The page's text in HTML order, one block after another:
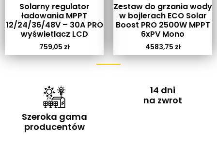
Solarny regulator
ładowania MPPT
12/24/36/48V – 30A PRO
wyświetlacz LCD
759,05 zł
Zestaw do grzania wody
w bojlerach ECO Solar
Boost PRO 2500W MPPT
6xPV Mono
4583,75 zł
Szeroka gama
producentów
14 dni
na zwrot